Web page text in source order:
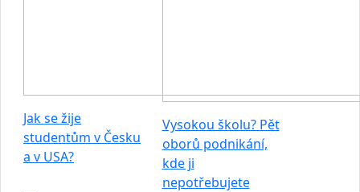
Jak se žije
studentům v Česku
a v USA?
Vysokou školu? Pět
oborů podnikání,
kde ji
nepotřebujete